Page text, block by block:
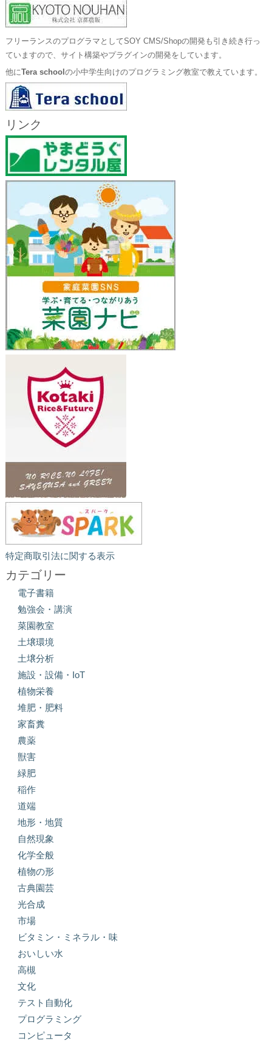
フリーランスのプログラマとしてSOY CMS/Shopの開発も引き続き行っ
ていますので、サイト構築やプラグインの開発をしています。
他にTera school の小中学生向けのプログラミング教室で教えています。
リンク
特定商取引法に関する表示
カテゴリー
電子書籍
勉強会・講演
菜園教室
土壌環境
土壌分析
施設・設備・IoT
植物栄養
堆肥・肥料
家畜糞
農薬
獣害
緑肥
稲作
道端
地形・地質
自然現象
化学全般
植物の形
古典園芸
光合成
市場
ビタミン・ミネラル・味
おいしい水
高槻
文化
テスト自動化
プログラミング
コンピュータ